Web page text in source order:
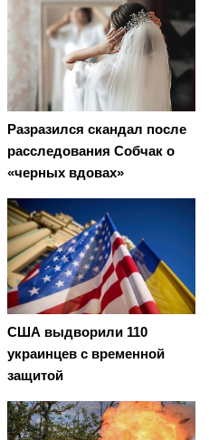
Разразился скандал после
расследования Собчак о
«черных вдовах»
США выдворили 110
украинцев с временной
защитой